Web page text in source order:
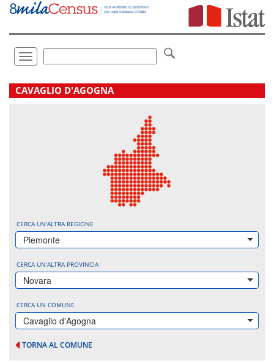
Vai
direttamente
Toggle
navigation
.
CAVAGLIO D'AGOGNA
CERCA UN'ALTRA REGIONE
Piemonte
CERCA UN'ALTRA PROVINCIA
Novara
CERCA UN COMUNE
Cavaglio d'Agogna
TORNA AL COMUNE